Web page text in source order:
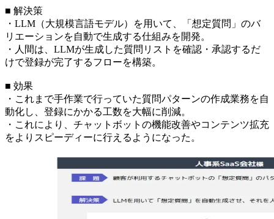
■ 解決策
・LLM（大規模言語モデル）を用いて、「想定質問」のバ
リエーションを自動で生成する仕組みを開発。
・人間は、LLMが生成した質問リストを確認・承認するだ
けで登録が完了するフローを構築。
■ 効果
・これまで手作業で行っていた質問パターンの作成業務を自
動化し、登録にかかる工数を大幅に削減。
・これにより、チャットボットの機能改善やコンテンツ拡充
をよりスピーディーに行えるようになった。